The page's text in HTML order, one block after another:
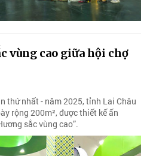
vùng cao giữa hội chợ
thứ nhất - năm 2025, tỉnh Lai Châu
rộng 200m², được thiết kế ấn
sắc vùng cao”.